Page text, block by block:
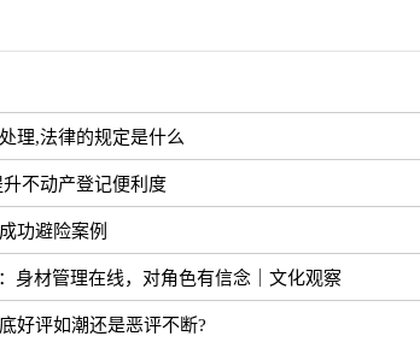
理,法律的规定是什么
不动产登记便利度
功避险案例
身材管理在线，对角色有信念｜文化观察
好评如潮还是恶评不断?